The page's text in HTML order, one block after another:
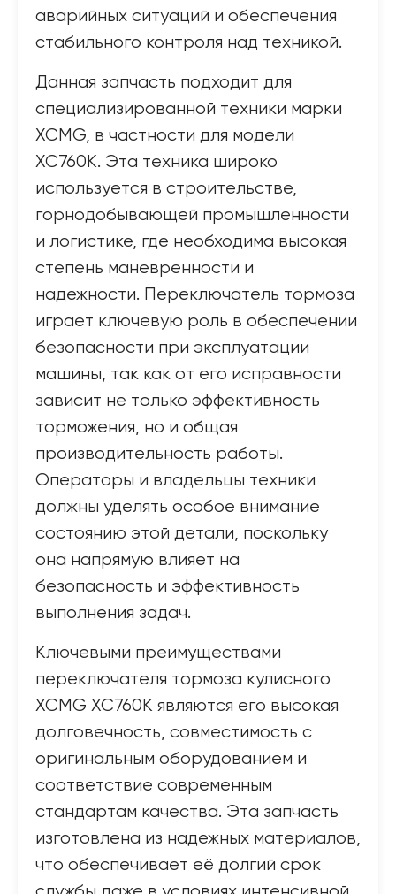
аварийных ситуаций и обеспечения
стабильного контроля над техникой.
Данная запчасть подходит для
специализированной техники марки
XCMG, в частности для модели
XC760K. Эта техника широко
используется в строительстве,
горнодобывающей промышленности
и логистике, где необходима высокая
степень маневренности и
надежности. Переключатель тормоза
играет ключевую роль в обеспечении
безопасности при эксплуатации
машины, так как от его исправности
зависит не только эффективность
торможения, но и общая
производительность работы.
Операторы и владельцы техники
должны уделять особое внимание
состоянию этой детали, поскольку
она напрямую влияет на
безопасность и эффективность
выполнения задач.
Ключевыми преимуществами
переключателя тормоза кулисного
XCMG XC760K являются его высокая
долговечность, совместимость с
оригинальным оборудованием и
соответствие современным
стандартам качества. Эта запчасть
изготовлена из надежных материалов,
что обеспечивает её долгий срок